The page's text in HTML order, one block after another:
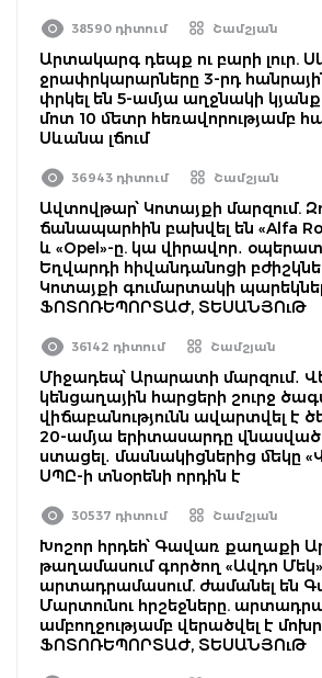
38590 դիտում Շամշյան
Արտակարգ դեպք ու բարի լուր.
ջրափրկարարները 3-րդ
փրկել են 5-ամյա աղջնակի
մոտ 10 մետր հեռավորությամբ
Սևանա լճում
36943 դիտում Շամշյան
Ավտովթար՝ Կոտայքի մարզում.
ճանապարհին բախվել են «Alfa
և «Opel»-ը. կա վիրավոր․
Եղվարդի հիվանդանոցի
Կոտայքի գումարտակի
ՖՈՏՈՌԵՊՈՐՏԱԺ, ՏԵՍԱՆՅՈւԹ
36142 դիտում Շամշյան
Միջադեպ՝ Արարատի մարզում․
կենցաղային հարցերի շուրջ
վիճաբանությունն ավարտվել է
20-ամյա երիտասարդը
ստացել․ մասնակիցներից մեկը
ՍՊԸ-ի տնօրենի որդին է
30537 դիտում Շամշյան
Խոշոր հրդեհ՝ Գավառ քաղաքի
թաղամասում գործող «Ավդո
արտադրամասում. ժամանել են
Մարտունու հրշեջները.
ամբողջությամբ վերածվել է
ՖՈՏՈՌԵՊՈՐՏԱԺ, ՏԵՍԱՆՅՈւԹ